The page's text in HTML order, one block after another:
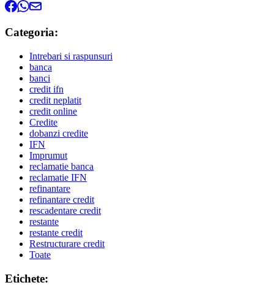
Categoria:
Intrebari si raspunsuri
banca
banci
credit ifn
credit neplatit
credit online
Credite
dobanzi credite
IFN
Imprumut
reclamatie banca
reclamatie IFN
refinantare
refinantare credit
rescadentare credit
restante
restante credit
Restructurare credit
Toate
Etichete: